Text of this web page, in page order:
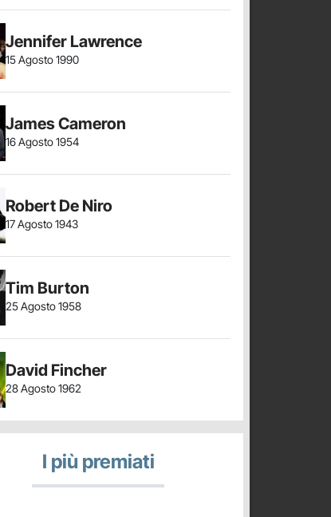
Jennifer Lawrence
15 Agosto 1990
James Cameron
16 Agosto 1954
Robert De Niro
17 Agosto 1943
Tim Burton
25 Agosto 1958
David Fincher
28 Agosto 1962
I più premiati